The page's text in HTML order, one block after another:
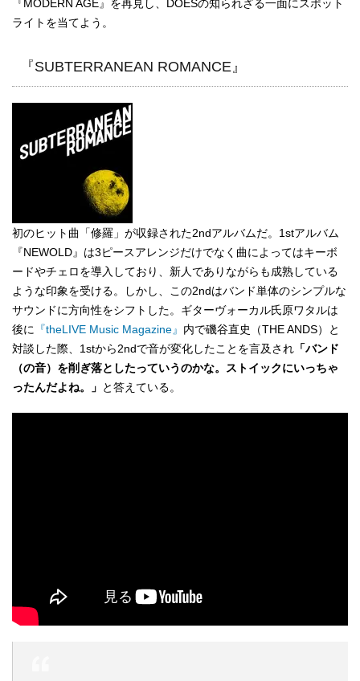
『MODERN AGE』を再見し、DOESの知られざる一面にスポット
ライトを当てよう。
『SUBTERRANEAN ROMANCE』
初のヒット曲「修羅」が収録された2ndアルバムだ。1stアルバム
『NEWOLD』は3ピースアレンジだけでなく曲によってはキーボ
ードやチェロを導入しており、新人でありながらも成熟している
ような印象を受ける。しかし、この2ndはバンド単体のシンプルな
サウンドに方向性をシフトした。ギターヴォーカル氏原ワタルは
後に
『theLIVE Music Magazine』 内で磯谷直史（THE ANDS）と
対談した際、1stから2ndで音が変化したことを言及され 「バンド
（の音）を削ぎ落としたっていうのかな。ストイックにいっちゃ
ったんだよね。」 と答えている。